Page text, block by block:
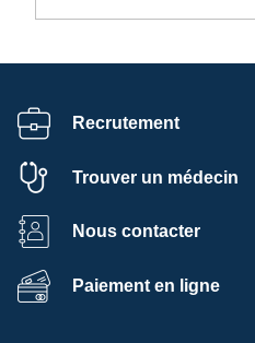
Recrutement
Trouver un médecin
Nous contacter
Paiement en ligne